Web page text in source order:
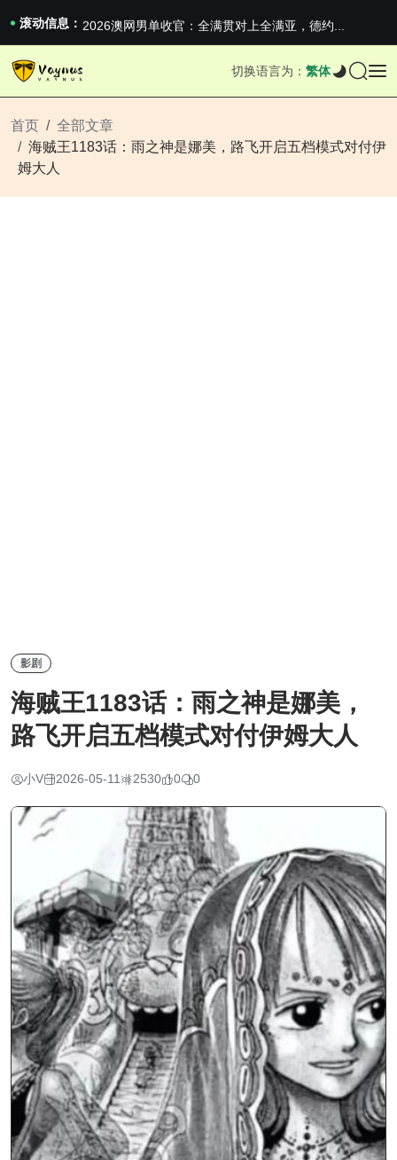
滚动信息： 2026澳网男单收官：全满贯对上全满亚，德约...
《巅峰守卫 Highguard》正式上线，官...
iPhone 16e 发布，苹果你不要太离谱
iPhone 16e 发布，苹果你不要太离谱
切换语言为： 繁体
首页
全部文章
海贼王1183话：雨之神是娜美，路飞开启五档模式对付伊
姆大人
影剧
海贼王1183话：雨之神是娜美，
路飞开启五档模式对付伊姆大人
小V 2026-05-11 2530 0 0